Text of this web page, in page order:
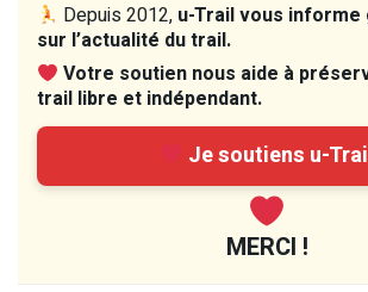
Depuis 2012, u-Trail vous
sur l’actualité du trail.
Votre soutien nous aide à
trail libre et indépendant.
Je soutiens u-
MERCI !